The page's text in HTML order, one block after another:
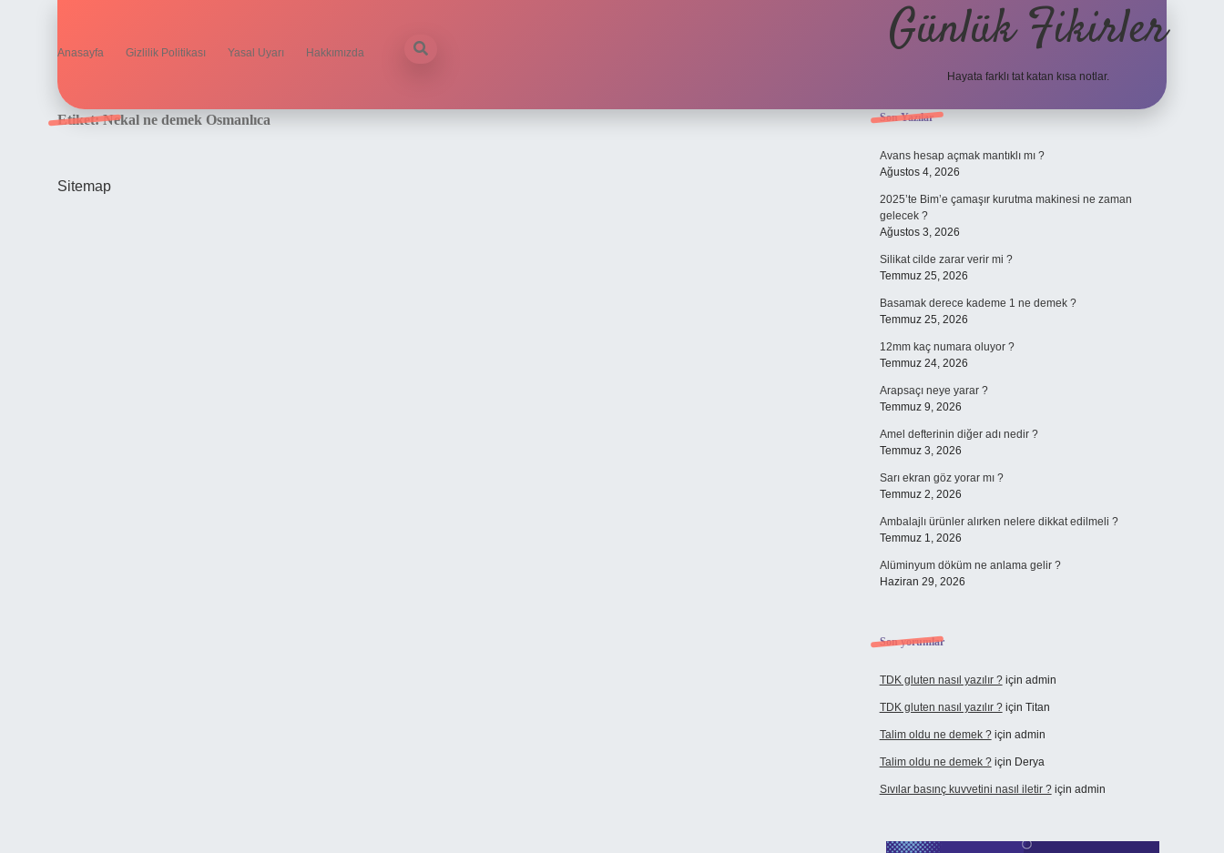
Anasayfa Gizlilik Politikası Yasal Uyarı Hakkımızda Günlük Fikirler
Hayata farklı tat katan kısa notlar.
Etiket:Nekal ne demek Osmanlıca
Sitemap
Sidebar
Son Yazılar
Avans hesap açmak mantıklı mı ?
Ağustos 4, 2026
2025’te Bim’e çamaşır kurutma makinesi ne zaman
gelecek ?
Ağustos 3, 2026
Silikat cilde zarar verir mi ?
Temmuz 25, 2026
Basamak derece kademe 1 ne demek ?
Temmuz 25, 2026
12mm kaç numara oluyor ?
Temmuz 24, 2026
Arapsaçı neye yarar ?
Temmuz 9, 2026
Amel defterinin diğer adı nedir ?
Temmuz 3, 2026
Sarı ekran göz yorar mı ?
Temmuz 2, 2026
Ambalajlı ürünler alırken nelere dikkat edilmeli ?
Temmuz 1, 2026
Alüminyum döküm ne anlama gelir ?
Haziran 29, 2026
Son yorumlar
TDK gluten nasıl yazılır ?için admin
TDK gluten nasıl yazılır ?için Titan
Talim oldu ne demek ?için admin
Talim oldu ne demek ?için Derya
Sıvılar basınç kuvvetini nasıl iletir ?için admin